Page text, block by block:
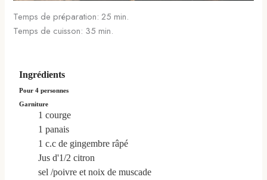
Temps de préparation: 25 min.
Temps de cuisson: 35 min.
Ingrédients
Pour 4 personnes
Garniture
1 courge
1panais
1 c.c de gingembre râpé
Jus d'1/2 citron
sel /poivre et noix de muscade